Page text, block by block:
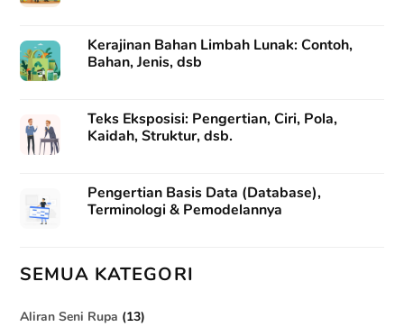
Kerajinan Bahan Limbah Lunak: Contoh,
Bahan, Jenis, dsb
Teks Eksposisi: Pengertian, Ciri, Pola,
Kaidah, Struktur, dsb.
Pengertian Basis Data (Database),
Terminologi & Pemodelannya
SEMUA KATEGORI
Aliran Seni Rupa (13)